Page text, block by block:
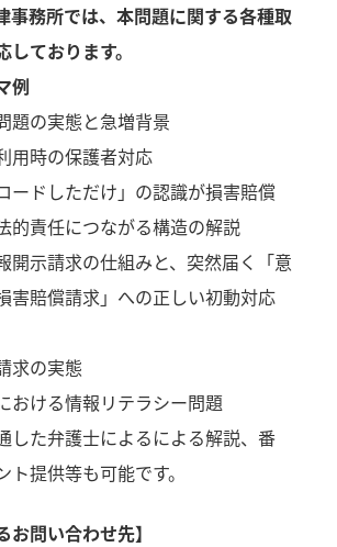
事務所では、本問題に関する各種取
ております。
例
題の実態と急増背景
用時の保護者対応
ードしただけ」の認識が損害賠償
的責任につながる構造の解説
開示請求の仕組みと、突然届く「意
害賠償請求」への正しい初動対応
求の実態
おける情報リテラシー問題
た弁護士によるによる解説、番
提供等も可能です。
お問い合わせ先】